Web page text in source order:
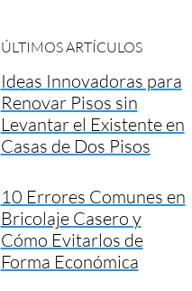
ÚLTIMOS ARTÍCULOS
Ideas Innovadoras para
Renovar Pisos sin
Levantar el Existente en
Casas de Dos Pisos
10 Errores Comunes en
Bricolaje Casero y
Cómo Evitarlos de
Forma Económica